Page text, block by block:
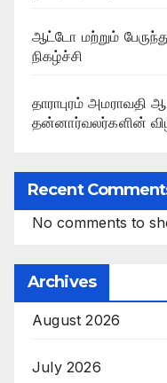
ஆட்டோ மற்றும்
நிகழ்ச்சி
தாராபுரம்
தன்னார்வலர்களின்
Recent
No comments to
Archives
August 2026
July 2026